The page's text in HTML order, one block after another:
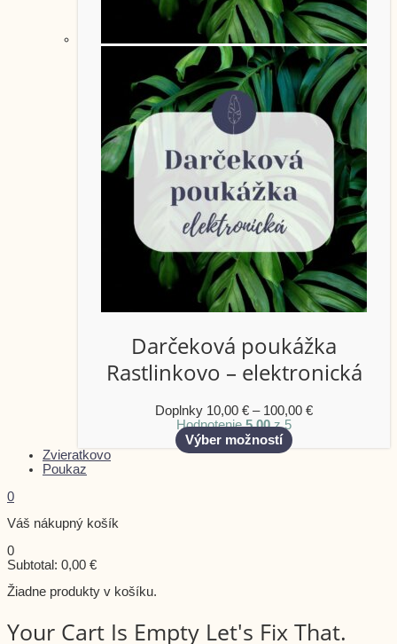
Darčeková poukážka
Rastlinkovo – elektronická
Doplnky 10,00 € – 100,00 €
Hodnotenie5.00z 5
Výber možností
Zvieratkovo
Poukaz
0
Váš nákupný košík
0
Subtotal: 0,00 €
Žiadne produkty v košíku.
Your Cart Is Empty Let's Fix That.